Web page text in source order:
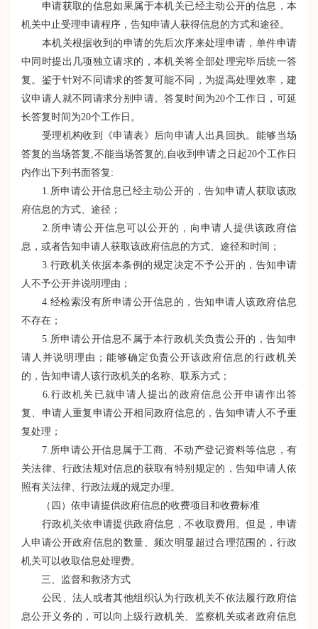
申请获取的信息如果属于本机关已经主动公开的信息，本
机关中止受理申请程序，告知申请人获得信息的方式和途径。
本机关根据收到的申请的先后次序来处理申请，单件申请
中同时提出几项独立请求的，本机关将全部处理完毕后统一答
复。鉴于针对不同请求的答复可能不同，为提高处理效率，建
议申请人就不同请求分别申请。答复时间为20个工作日，可延
长答复时间为20个工作日。
受理机构收到《申请表》后向申请人出具回执。能够当场
答复的当场答复,不能当场答复的,自收到申请之日起20个工作日
内作出下列书面答复:
1.所申请公开信息已经主动公开的，告知申请人获取该政
府信息的方式、途径；
2.所申请公开信息可以公开的，向申请人提供该政府信
息，或者告知申请人获取该政府信息的方式、途径和时间；
3.行政机关依据本条例的规定决定不予公开的，告知申请
人不予公开并说明理由；
4.经检索没有所申请公开信息的，告知申请人该政府信息
不存在；
5.所申请公开信息不属于本行政机关负责公开的，告知申
请人并说明理由；能够确定负责公开该政府信息的行政机关
的，告知申请人该行政机关的名称、联系方式；
6.行政机关已就申请人提出的政府信息公开申请作出答
复、申请人重复申请公开相同政府信息的，告知申请人不予重
复处理；
7.所申请公开信息属于工商、不动产登记资料等信息，有
关法律、行政法规对信息的获取有特别规定的，告知申请人依
照有关法律、行政法规的规定办理。
（四）依申请提供政府信息的收费项目和收费标准
行政机关依申请提供政府信息，不收取费用。但是，申请
人申请公开政府信息的数量、频次明显超过合理范围的，行政
机关可以收取信息处理费。
三、监督和救济方式
公民、法人或者其他组织认为行政机关不依法履行政府信
息公开义务的，可以向上级行政机关、监察机关或者政府信息